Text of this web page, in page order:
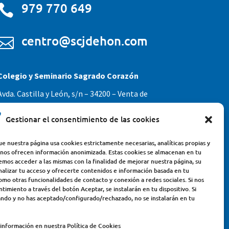
Gestionar el consentimiento de las cookies
nuestra página usa cookies estrictamente necesarias, analíticas propias y
ofrecen información anonimizada. Estas cookies se almacenan en tu
acceder a las mismas con la finalidad de mejorar nuestra página, su
tu acceso y ofrecerte contenidos e información basada en tu
otras funcionalidades de contacto y conexión a redes sociales. Si nos
a través del botón Aceptar, se instalarán en tu dispositivo. Si
y no has aceptado/configurado/rechazado, no se instalarán en tu
en nuestra Política de Cookies
979 770 649
centro@scjdehon.com
y Seminario Sagrado Corazón
Castilla y León, s/n – 34200 – Venta de
(Palencia) – Teléfono 979770649